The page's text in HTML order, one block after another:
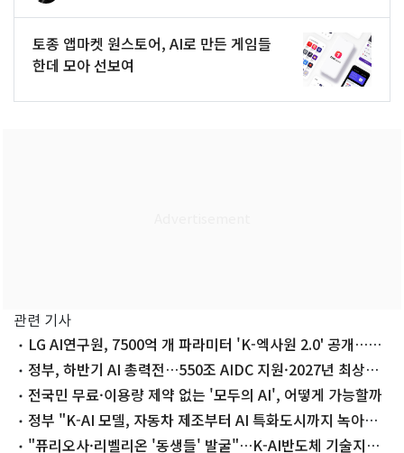
토종 앱마켓 원스토어, AI로 만든 게임들
한데 모아 선보여
관련 기사
LG AI연구원, 7500억 개 파라미터 'K-엑사원 2.0' 공개…국
내 최대
정부, 하반기 AI 총력전…550조 AIDC 지원·2027년 최상위
모델 확보
전국민 무료·이용량 제약 없는 '모두의 AI', 어떻게 가능할까
정부 "K-AI 모델, 자동차 제조부터 AI 특화도시까지 녹아들
어""퓨리오사·리벨리온 '동생들' 발굴"…K-AI반도체 기술지원